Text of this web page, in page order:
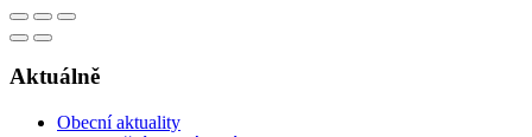
Aktuálně
Obecní aktuality